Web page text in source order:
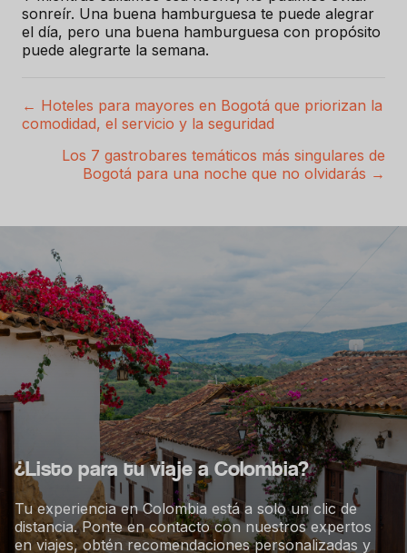
sonreír. Una buena hamburguesa te puede alegrar
el día, pero una buena hamburguesa con propósito
puede alegrarte la semana.
P
s
a
v
e
a
c
ó
n
← Hoteles para mayores en Bogotá que priorizan la
comodidad, el servicio y la seguridad
Los 7 gastrobares temáticos más singulares de
Bogotá para una noche que no olvidarás →
¿Listo para tu viaje a Colombia?
Tu experiencia en Colombia está a solo un clic de
distancia. Ponte en contacto con nuestros expertos
en viajes, obtén recomendaciones personalizadas y